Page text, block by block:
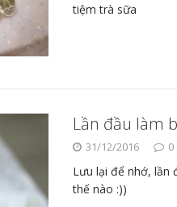
tiệm trà sữa
Lần đầu làm
31/12/2016 0
Lưu lại để nhớ, lần
thế nào :))